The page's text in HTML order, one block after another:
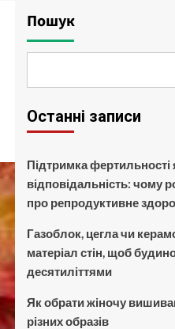
Пошук
Останні записи
Підтримка фертильності
відповідальність: чому
про репродуктивне
Газоблок, цегла чи
матеріал стін, щоб
десятиліттями
Як обрати жіночу
різних образів